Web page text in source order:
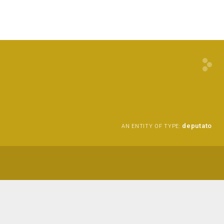
AN ENTITY OF TYPE: deputato